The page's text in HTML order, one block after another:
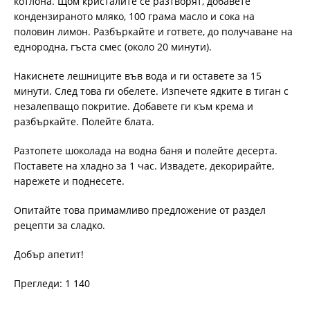
кондензираното мляко, 100 грама масло и сока на
половин лимон. Разбъркайте и гответе, до получаване на
еднородна, гъста смес (около 20 минути).
Накиснете лешниците във вода и ги оставете за 15
минути. След това ги обелете. Изпечете ядките в тиган с
незалепващо покритие. Добавете ги към крема и
разбъркайте. Полейте блата.
Разтопете шоколада на водна баня и полейте десерта.
Поставете на хладно за 1 час. Извадете, декорирайте,
нарежете и поднесете.
Опитайте това примамливо предложение от раздел
рецепти за сладко.
Добър апетит!
Прегледи: 1 140